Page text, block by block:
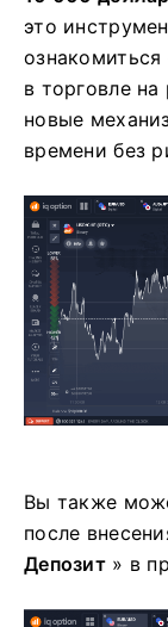
это
в торговле
новые
времени без
Вы также
после
Депозит» в